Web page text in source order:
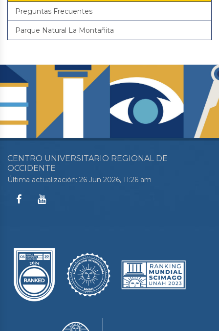
Preguntas Frecuentes
Parque Natural La Montañita
CENTRO UNIVERSITARIO REGIONAL DE
OCCIDENTE
Última actualización: 26 Jun 2026, 11:26 am